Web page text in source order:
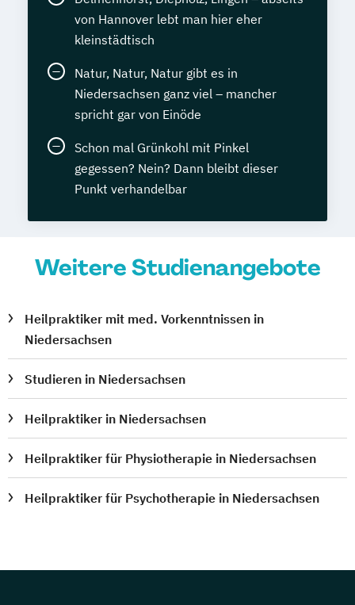
von Hannover lebt man hier eher
kleinstädtisch
Natur, Natur, Natur gibt es in
Niedersachsen ganz viel – mancher
spricht gar von Einöde
Schon mal Grünkohl mit Pinkel
gegessen? Nein? Dann bleibt dieser
Punkt verhandelbar
Weitere Studienangebote
Heilpraktiker mit med. Vorkenntnissen in
Niedersachsen
Studieren in Niedersachsen
Heilpraktiker in Niedersachsen
Heilpraktiker für Physiotherapie in Niedersachsen
Heilpraktiker für Psychotherapie in Niedersachsen